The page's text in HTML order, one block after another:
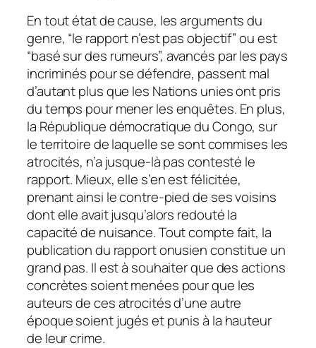
En tout état de cause, les arguments du
genre, “le rapport n’est pas objectif” ou est
“basé sur des rumeurs”, avancés par les pays
incriminés pour se défendre, passent mal
d’autant plus que les Nations unies ont pris
du temps pour mener les enquêtes. En plus,
la République démocratique du Congo, sur
le territoire de laquelle se sont commises les
atrocités, n’a jusque-là pas contesté le
rapport. Mieux, elle s’en est félicitée,
prenant ainsi le contre-pied de ses voisins
dont elle avait jusqu’alors redouté la
capacité de nuisance. Tout compte fait, la
publication du rapport onusien constitue un
grand pas. Il est à souhaiter que des actions
concrètes soient menées pour que les
auteurs de ces atrocités d’une autre
époque soient jugés et punis à la hauteur
de leur crime.